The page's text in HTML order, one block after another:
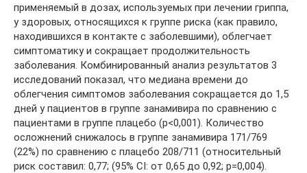
применяемый в дозах, используемых при лечении гриппа,
у здоровых, относящихся к группе риска (как правило,
находившихся в контакте с заболевшими), облегчает
симптоматику и сокращает продолжительность
заболевания. Комбинированный анализ результатов 3
исследований показал, что медиана времени до
облегчения симптомов заболевания сокращается до 1,5
дней у пациентов в группе занамивира по сравнению с
пациентами в группе плацебо (р<0,001). Количество
осложнений снижалось в группе занамивира 171/769
(22%) по сравнению с плацебо 208/711 (относительный
риск составил: 0,77; (95% CI: от 0,65 до 0,92; р=0,004).